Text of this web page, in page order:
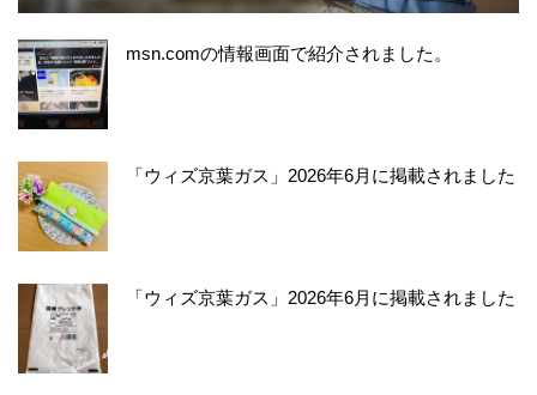
msn.comの情報画面で紹介されました。
「ウィズ京葉ガス」2026年6月に掲載されました
「ウィズ京葉ガス」2026年6月に掲載されました